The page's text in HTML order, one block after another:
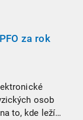
za rok
osob
to, kde leží